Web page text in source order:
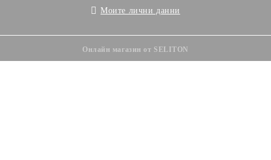
Моите лични данни
Онлайн магазин от SELITON